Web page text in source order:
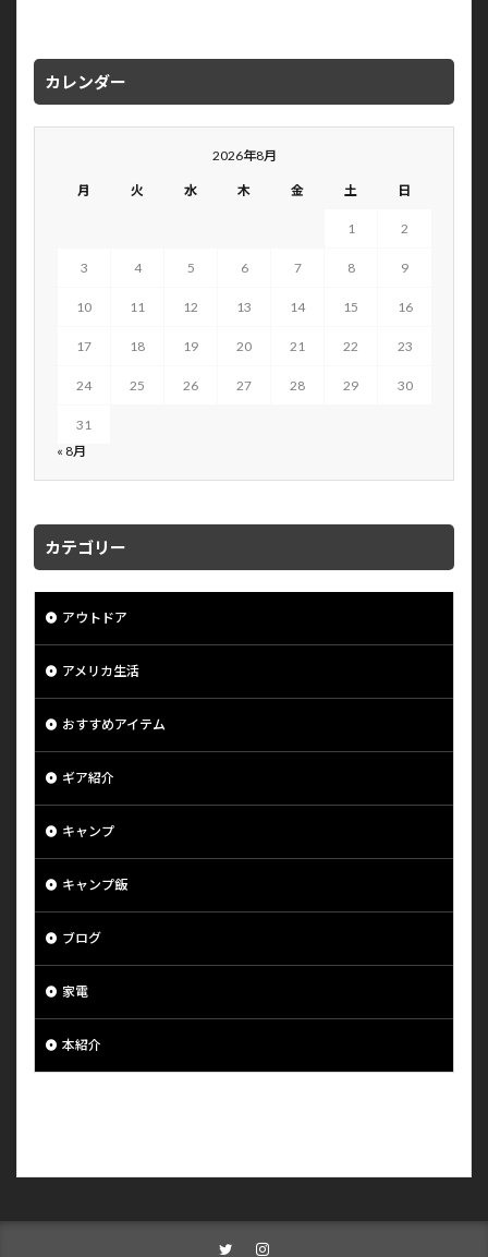
カレンダー
2026年8月
月 火 水 木 金 土 日
1 2
3 4 5 6 7 8 9
10 11 12 13 14 15 16
17 18 19 20 21 22 23
24 25 26 27 28 29 30
31
« 8月
カテゴリー
アウトドア
アメリカ生活
おすすめアイテム
ギア紹介
キャンプ
キャンプ飯
ブログ
家電
本紹介